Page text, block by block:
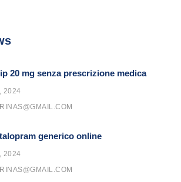
20 mg senza prescrizione medica
2024
generico online
2024